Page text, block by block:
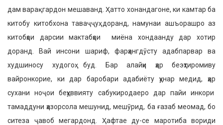
дам варақгардон мешаванд. Ҳатто хонандагоне, ки камтар ба
китобу китобхона таваҷҷуҳ доранд, намунаи ашъорашро аз
китобҳои дарсии мактабҳои миёна хондаанду дар хотир
доранд. Вай инсони шариф, фарҳангдӯсту адабпарвар ва
худшиносу худогоҳ буд. Бар алайҳи ҳар беэҳтиромиву
вайронкорие, ки дар баробари адабиёту ҳунар медид, ҳар
сухани ноҷои беҳуввияту сабукиродаеро дар пайи инкори
тамаддуни ҳазорсола мешунид, мешӯрид, ба ғазаб меомад, бо
ситеза ҷавоб мегардонд. Ҳафтае ду-се маротиба вориди